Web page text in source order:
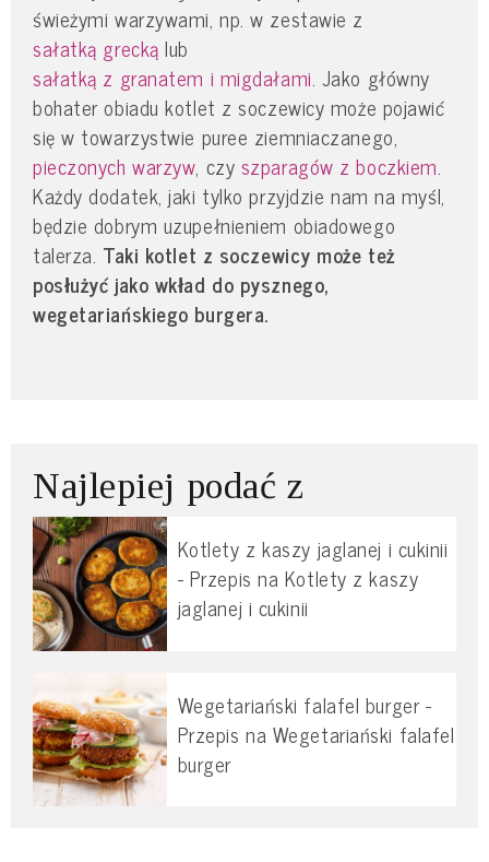
świeżymi warzywami, np. w zestawie z
sałatką grecką lub
sałatką z granatem i migdałami. Jako główny
bohater obiadu kotlet z soczewicy może pojawić
się w towarzystwie puree ziemniaczanego,
pieczonych warzyw, czy szparagów z boczkiem.
Każdy dodatek, jaki tylko przyjdzie nam na myśl,
będzie dobrym uzupełnieniem obiadowego
talerza. Taki kotlet z soczewicy może też
posłużyć jako wkład do pysznego,
wegetariańskiego burgera.
Najlepiej podać z
Kotlety z kaszy jaglanej i cukinii
- Przepis na Kotlety z kaszy
jaglanej i cukinii
Wegetariański falafel burger -
Przepis na Wegetariański falafel
burger